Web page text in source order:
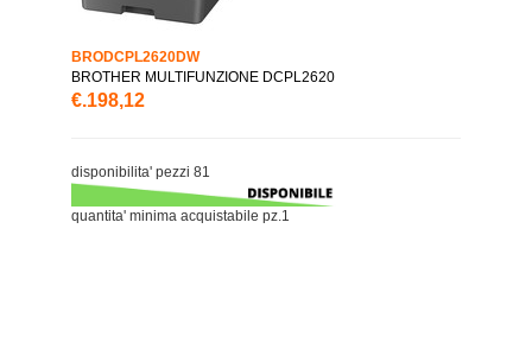
BRODCPL2620DW
BROTHER MULTIFUNZIONE DCPL2620
€.198,12
disponibilita' pezzi 81
quantita' minima acquistabile pz.1